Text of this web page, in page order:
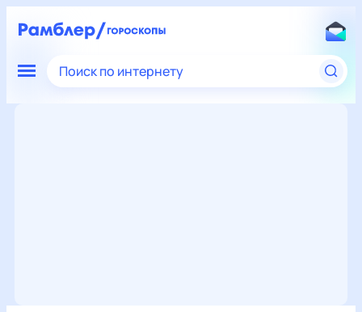
Поиск по интернету